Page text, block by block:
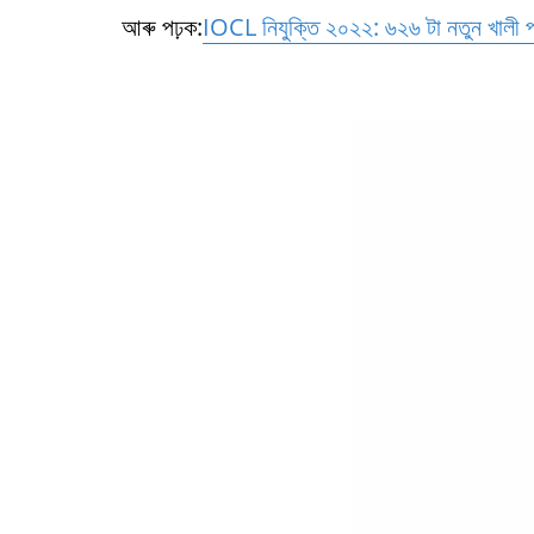
আৰু পঢ়ক:IOCL নিযুক্তি ২০২২: ৬২৬ টা নতুন খালী